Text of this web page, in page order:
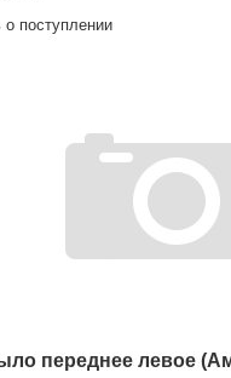
о поступлении
переднее левое